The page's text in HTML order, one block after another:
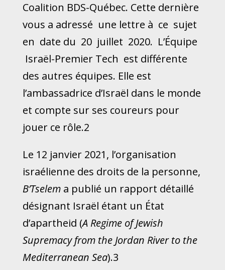
Coalition BDS-Québec. Cette dernière
vous a adressé une lettre à ce sujet
en date du 20 juillet 2020. L’Équipe
Israël-Premier Tech est différente
des autres équipes. Elle est
l’ambassadrice d’Israël dans le monde
et compte sur ses coureurs pour
jouer ce rôle.2
Le 12 janvier 2021, l’organisation
israélienne des droits de la personne,
B’Tselem a publié un rapport détaillé
désignant Israël étant un État
d’apartheid (A Regime of Jewish
Supremacy from the Jordan River to the
Mediterranean Sea).3